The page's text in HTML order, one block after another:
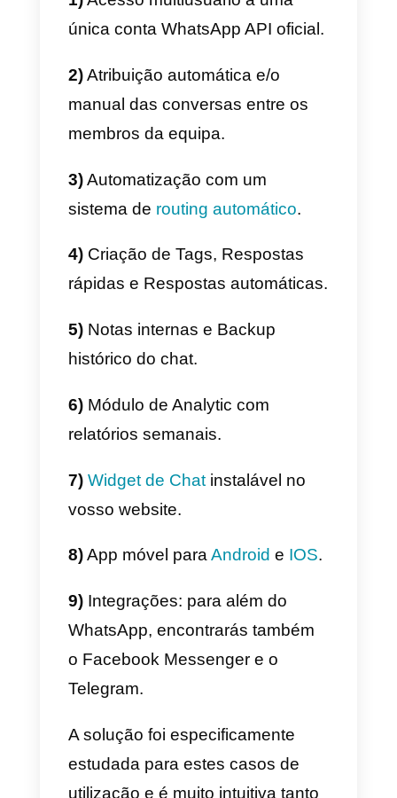
fornecemo-vos um brevíssimo
Business: a solução proposta
pelo WhatsApp desde 2018
confundir com a simples APP do
Graças às APIs do WhatsApp
Business, é possível oferecer
serviços profissionais que
possibilitam às empresas gerir de
forma eficiente e estruturada este
canal de mensagens através de
soluções como a
Após efetuar um rápido
procedimento de verificação
empresarial, graças à Callbell, a
vossa empresa terá à disposição
uma gestão eficaz do canal
WhatsApp API
na modalidade